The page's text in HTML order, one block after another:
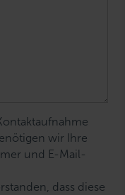
wir Ihre
und E-Mail-
dass diese